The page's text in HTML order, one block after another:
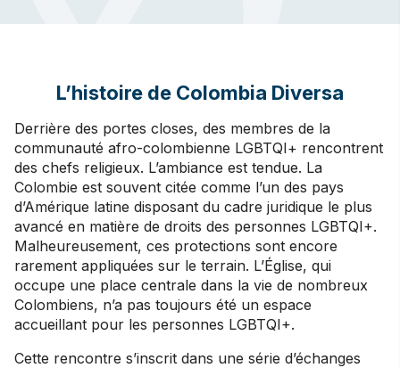
L’histoire de Colombia Diversa
Derrière des portes closes, des membres de la
communauté afro-colombienne LGBTQI+ rencontrent
des chefs religieux. L’ambiance est tendue. La
Colombie est souvent citée comme l’un des pays
d’Amérique latine disposant du cadre juridique le plus
avancé en matière de droits des personnes LGBTQI+.
Malheureusement, ces protections sont encore
rarement appliquées sur le terrain. L’Église, qui
occupe une place centrale dans la vie de nombreux
Colombiens, n’a pas toujours été un espace
accueillant pour les personnes LGBTQI+.
Cette rencontre s’inscrit dans une série d’échanges